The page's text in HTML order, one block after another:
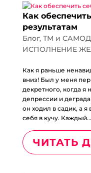
Как
результатам
Блог, ТМ и
ИСПОЛНЕНИЕ
Как я раньше
вниз! Был у меня
декретного, когда я
депрессии и
он ходил в садик, а
себя в кучу. Каждый...
ЧИТАТЬ